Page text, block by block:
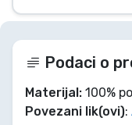
Podaci o
Materijal: 100%
Povezani lik(ovi):